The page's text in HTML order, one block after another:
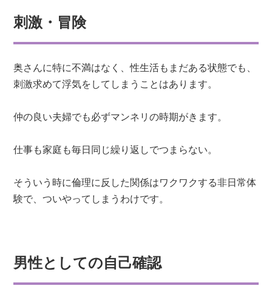
刺激・冒険
奥さんに特に不満はなく、性生活もまだある状態でも、
刺激求めて浮気をしてしまうことはあります。
仲の良い夫婦でも必ずマンネリの時期がきます。
仕事も家庭も毎日同じ繰り返しでつまらない。
そういう時に倫理に反した関係はワクワクする非日常体
験で、ついやってしまうわけです。
男性としての自己確認